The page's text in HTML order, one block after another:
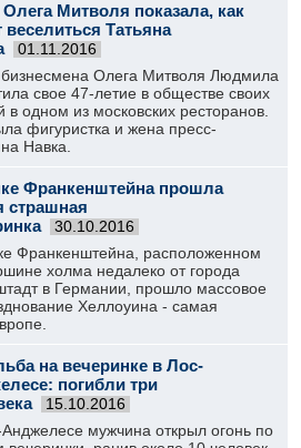
Митволя показала, как
веселиться Татьяна
01.11.2016
Олега Митволя Людмила
свое 47-летие в обществе своих
в одном из московских ресторанов.
фигуристка и жена пресс-
Навка.
Франкенштейна прошла
страшная
30.10.2016
Франкенштейна, расположенном
холма недалеко от города
в Германии, прошло массовое
Хеллоуина - самая
на вечеринке в Лос-
погибли три
15.10.2016
мужчина открыл огонь по